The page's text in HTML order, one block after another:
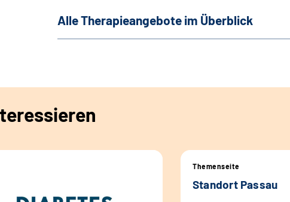
Alle Therapieangebote im Überblick
Themenseite
Standort Passau